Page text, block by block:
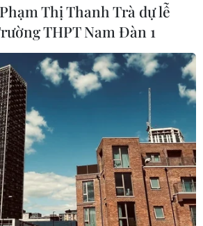
Thị Thanh Trà dự lễ
THPT Nam Đàn 1